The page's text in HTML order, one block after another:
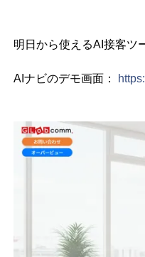
明日から使えるAI接客ツ
AIナビのデモ画面：